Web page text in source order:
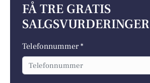
FÅ TRE GRATIS
SALGSVURDERINGER
Telefonnummer *